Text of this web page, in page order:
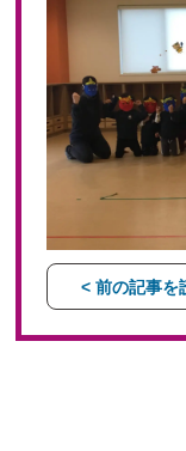
< 前の記事を